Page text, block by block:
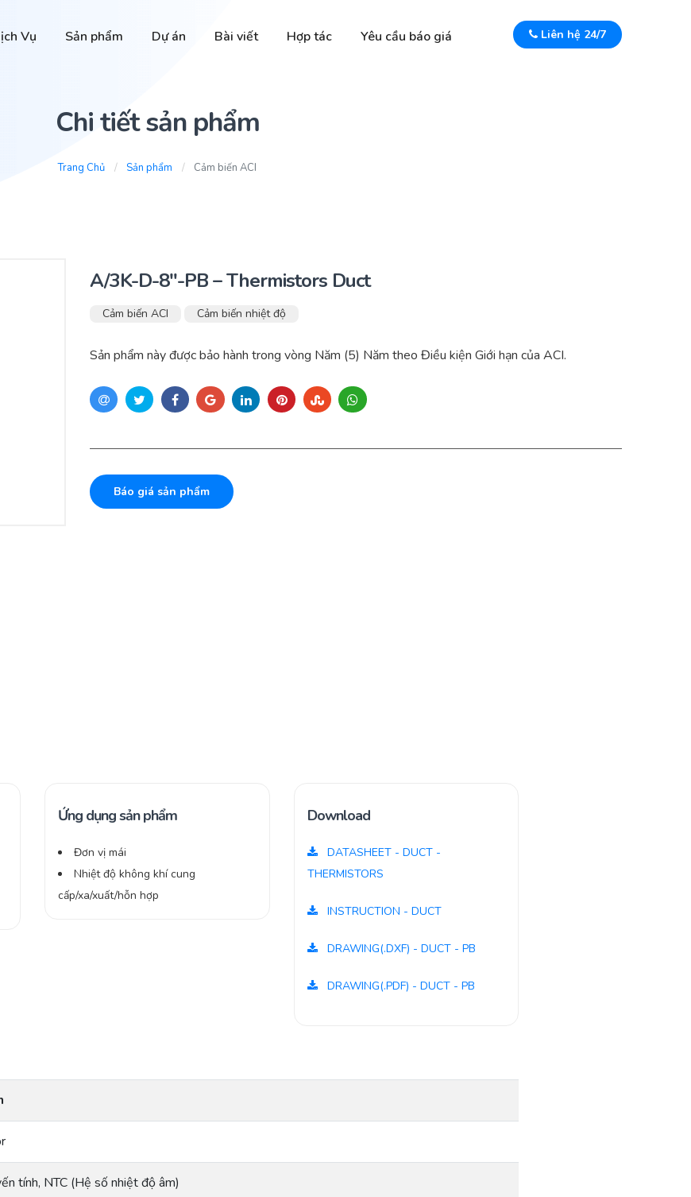
Vụ Sản phẩm Dự án Bài viết Hợp tác Yêu cầu báo giá Liên hệ 24/7
Chi tiết sản phẩm
Trang Chủ Sản phẩm Cảm biến ACI
A/3K-D-8″-PB – Thermistors Duct
Cảm biến ACI Cảm biến nhiệt độ
Sản phẩm này được bảo hành trong vòng Năm (5) Năm theo Điều kiện Giới hạn của ACI.
Báo giá sản phẩm
Ứng dụng sản phẩm
Đơn vị mái
Nhiệt độ không khí cung
cấp/xa/xuất/hỗn hợp
Download
DATASHEET - DUCT -
THERMISTORS
INSTRUCTION - DUCT
DRAWING(.DXF) - DUCT - PB
DRAWING(.PDF) - DUCT - PB
tính, NTC (Hệ số nhiệt độ âm)